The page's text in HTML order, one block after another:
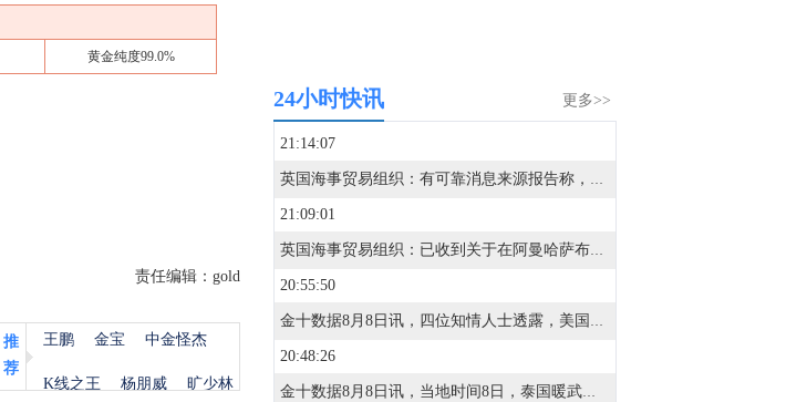
黄金纯度99.0%
责任编辑：gold
推
荐
王鹏 金宝 中金怪杰
K线之王 杨朋威 旷少林
更多>>
24小时快讯
21:14:07
英国海事贸易组织：有可靠消息来源报告称，一艘船只遭到不明飞行物袭击导致火灾，现已被扑灭。船员已报告安全，无环境影响。
21:09:01
英国海事贸易组织：已收到关于在阿曼哈萨布东18海里发生事件的报告。
20:55:50
金十数据8月8日讯，四位知情人士透露，美国众议院民主党人正在为可能重新掌权做准备，他们正在制定一项广泛的调查策略，目标是瞄准特朗普周围的企业和金融机构，而不是立即试图弹劾他。消息人士称，众议院资深民主党人和委员会助手已讨论过通过听证会、传票和文件索取要求，从与特朗普政治和商业圈子相关的实体获取记录。他们认为，调查私营公司和外部金融参与者，将比直接对抗可能会抵制监督的白宫更有成效。参与规划的民主党人设想在11月中期选举后，利用众议院的调查权来审查政府的决策过程，并调查特朗普是否利用职权为自己、盟友或捐助者谋利。
20:48:26
金十数据8月8日讯，当地时间8日，泰国暖武里府校园枪击案事发学校在社交媒体发文，悼念一名在枪击事件中中枪身亡的该校女学生。根据统计，暖武里府校园枪击案死亡人数升至9人。当地时间7日上午，泰国首都曼谷以北的暖武里府一所中学发生枪击事件。据泰国警方消息，这名枪手先是在家枪杀了自己的祖父母，之后到校园行凶。警方称枪手饮弹自尽前开了26枪，随身的包里还有更多子弹。（央视新闻）